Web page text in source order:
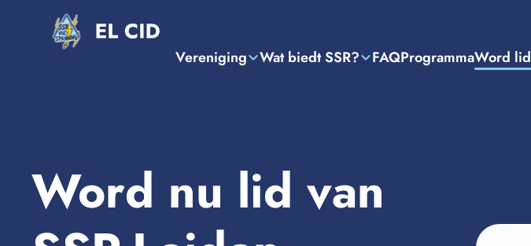
Vereniging Wat biedt SSR? FAQProgrammaWord lid
Word nu lid van